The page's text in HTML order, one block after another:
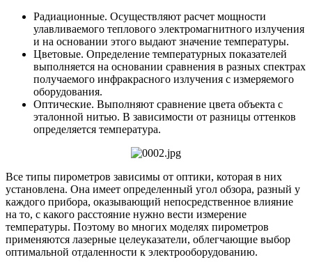
Радиационные. Осуществляют расчет мощности
улавливаемого теплового электромагнитного излучения
и на основании этого выдают значение температуры.
Цветовые. Определение температурных показателей
выполняется на основании сравнения в разных спектрах
получаемого инфракрасного излучения с измеряемого
оборудования.
Оптические. Выполняют сравнение цвета объекта с
эталонной нитью. В зависимости от разницы оттенков
определяется температура.
Все типы пирометров зависимы от оптики, которая в них
установлена. Она имеет определенный угол обзора, разный у
каждого прибора, оказывающий непосредственное влияние
на то, с какого расстояние нужно вести измерение
температуры. Поэтому во многих моделях пирометров
применяются лазерные целеуказатели, облегчающие выбор
оптимальной отдаленности к электрооборудованию.